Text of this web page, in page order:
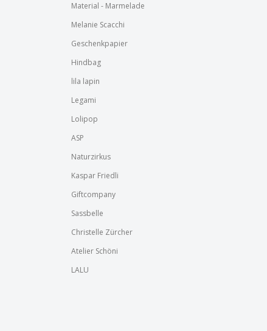
Material - Marmelade
Melanie Scacchi
Geschenkpapier
Hindbag
lila lapin
Legami
Lolipop
ASP
Naturzirkus
Kaspar Friedli
Giftcompany
Sassbelle
Christelle Zürcher
Atelier Schöni
LALU